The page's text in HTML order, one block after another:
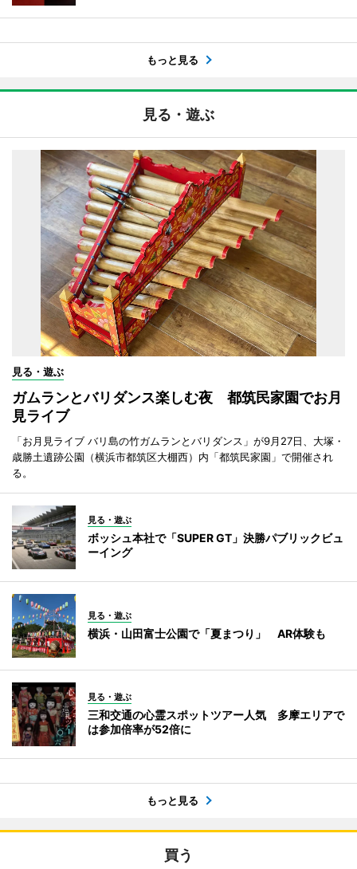
もっと見る
見る・遊ぶ
見る・遊ぶ
ガムランとバリダンス楽しむ夜 都筑民家園でお月
見ライブ
「お月見ライブ バリ島の竹ガムランとバリダンス」が9月27日、大塚・
歳勝土遺跡公園（横浜市都筑区大棚西）内「都筑民家園」で開催され
る。
見る・遊ぶ
ボッシュ本社で「SUPER GT」決勝パブリックビュ
ーイング
見る・遊ぶ
横浜・山田富士公園で「夏まつり」 AR体験も
見る・遊ぶ
三和交通の心霊スポットツアー人気 多摩エリアで
は参加倍率が52倍に
もっと見る
買う